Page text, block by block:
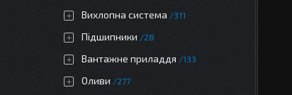
Вихлопна система 311
Підшипники 28
Вантажне приладдя 133
Оливи 277